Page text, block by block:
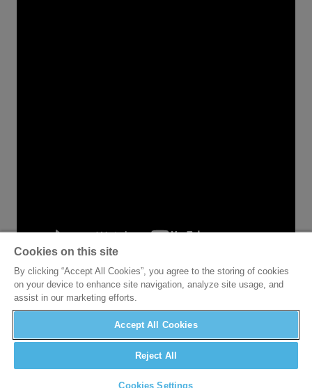
Cookies on this site
By clicking “Accept All Cookies”, you agree to the storing of cookies
on your device to enhance site navigation, analyze site usage, and
assist in our marketing efforts.
Accept All Cookies
Reject All
Cookies Settings